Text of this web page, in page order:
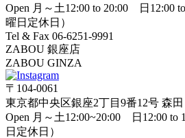
Open 月～土12:00 to 20:00 日12:00
曜日定休日）
Tel & Fax 06-6251-9991
ZABOU 銀座店
ZABOU GINZA
〒104-0061
東京都中央区銀座2丁目9番12号 森
Open 月～土12:00~20:00 日12:00 to
日定休日）